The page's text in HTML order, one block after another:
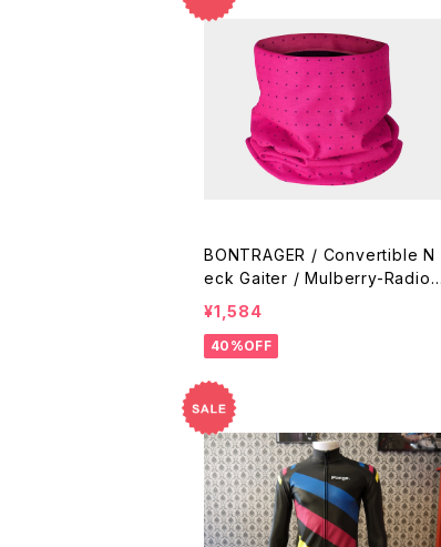
BONTRAGER / Convertible N
eck Gaiter / Mulberry-Radioa
ctive Pink
¥1,584
40%OFF